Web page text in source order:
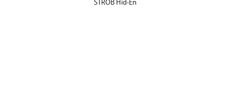
STROB Hid-En